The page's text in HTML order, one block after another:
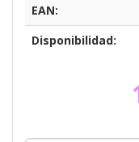
EAN:
Disponibilidad: